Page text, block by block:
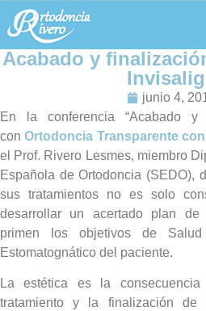
Acabado y
junio 4,
En la conferencia “Acabado
conOrtodoncia Transparente
el Prof. Rivero Lesmes, miembro
Española de Ortodoncia (SEDO),
sus tratamientos no es solo
desarrollar un acertado plan
primen los objetivos de
Estomatognático del paciente.
La estética es la
tratamiento y la finalización de